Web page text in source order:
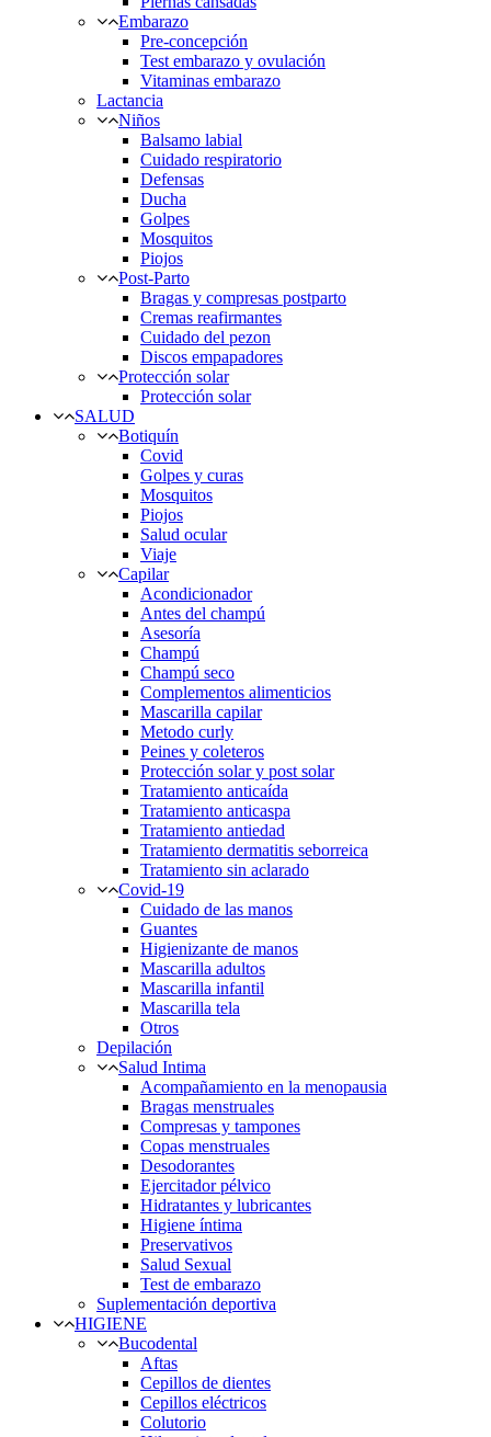
Embarazo
Pre-concepción
Test embarazo y ovulación
Vitaminas embarazo
Lactancia
Niños
Balsamo labial
Cuidado respiratorio
Defensas
Ducha
Golpes
Mosquitos
Piojos
Post-Parto
Bragas y compresas postparto
Cremas reafirmantes
Cuidado del pezon
Discos empapadores
Protección solar
Protección solar
SALUD
Botiquín
Covid
Golpes y curas
Mosquitos
Piojos
Salud ocular
Viaje
Capilar
Acondicionador
Antes del champú
Asesoría
Champú
Champú seco
Complementos alimenticios
Mascarilla capilar
Metodo curly
Peines y coleteros
Protección solar y post solar
Tratamiento anticaída
Tratamiento anticaspa
Tratamiento antiedad
Tratamiento dermatitis seborreica
Tratamiento sin aclarado
Covid-19
Cuidado de las manos
Guantes
Higienizante de manos
Mascarilla adultos
Mascarilla infantil
Mascarilla tela
Otros
Depilación
Salud Intima
Acompañamiento en la menopausia
Bragas menstruales
Compresas y tampones
Copas menstruales
Desodorantes
Ejercitador pélvico
Hidratantes y lubricantes
Higiene íntima
Preservativos
Salud Sexual
Test de embarazo
Suplementación deportiva
HIGIENE
Bucodental
Aftas
Cepillos de dientes
Cepillos eléctricos
Colutorio